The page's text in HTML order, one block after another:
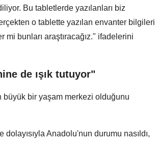
Bu tabletlerde yazılanları biz
o tablette yazılan envanter bilgileri
bunları araştıracağız." ifadelerini
de ışık tutuyor"
bir yaşam merkezi olduğunu
Anadolu'nun durumu nasıldı,